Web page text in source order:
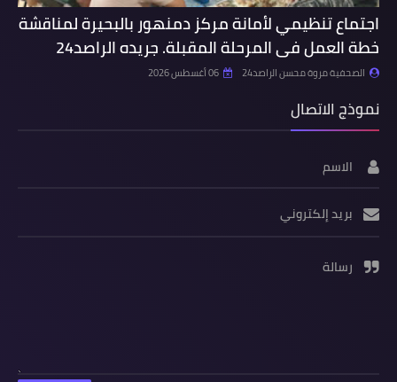
اجتماع تنظيمي لأمانة مركز دمنهور بالبحيرة لمناقشة
خطة العمل فى المرحلة المقبلة. جريده الراصد24
الصحفية مروة محسن الراصد24 06 أغسطس 2026
نموذج الاتصال
الاسم
بريد إلكتروني
رسالة